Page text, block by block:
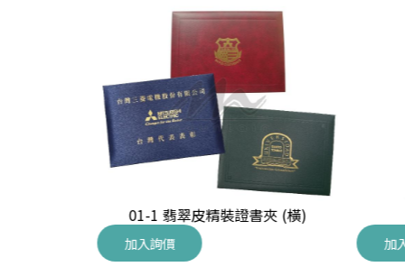
01-1 翡翠皮精裝證書夾 (橫)
加入詢價 加